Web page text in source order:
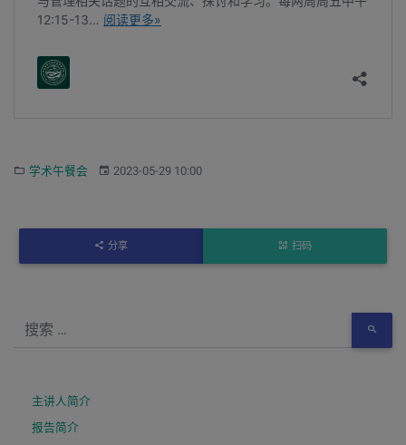
分类：
学术午餐会 发布：2023-05-29 10:00
分享 扫码
主讲人简介
报告简介